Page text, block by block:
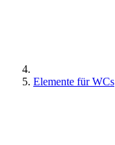
Elemente für WCs